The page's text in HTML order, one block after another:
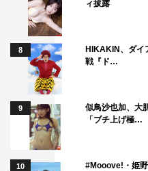
ィ披露
8
HIKAKIN、ダイ
戦『ド…
9
似鳥沙也加、大
「ブチ上げ極…
10
#Mooove!・姫